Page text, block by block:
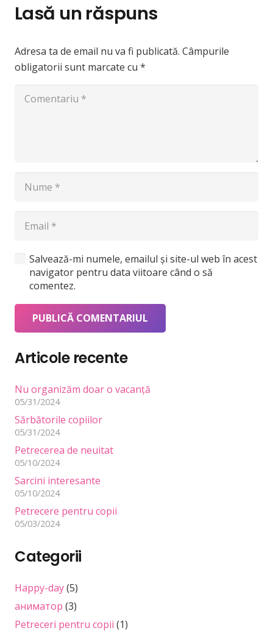
Lasă un răspuns
Adresa ta de email nu va fi publicată. Câmpurile
obligatorii sunt marcate cu *
Salvează-mi numele, emailul și site-ul web în acest
navigator pentru data viitoare când o să
comentez.
PUBLICĂ COMENTARIUL
Articole recente
Nu organizăm doar o vacanță
05/31/2024
Sărbătorile copiilor
05/31/2024
Petrecerea de neuitat
05/10/2024
Sarcini interesante
05/10/2024
Petrecere pentru copii
05/03/2024
Categorii
Happy-day(5)
аниматор (3)
Petreceri pentru copii (1)